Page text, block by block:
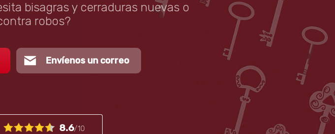
bisagras y cerraduras nuevas o
robos?
Envíenos un correo
8.6/10